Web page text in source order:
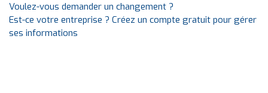
Voulez-vous demander un changement ?
Est-ce votre entreprise ? Créez un compte gratuit pour gérer
ses informations